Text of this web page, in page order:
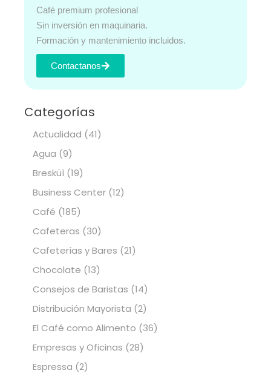
Café premium profesional
Sin inversión en maquinaria.
Formación y mantenimiento incluidos.
Contactanos
Categorías
Actualidad (41)
Agua (9)
Bresküì (19)
Business Center (12)
Café (185)
Cafeteras (30)
Cafeterías y Bares (21)
Chocolate (13)
Consejos de Baristas (14)
Distribución Mayorista (2)
El Café como Alimento (36)
Empresas y Oficinas (28)
Espressa (2)